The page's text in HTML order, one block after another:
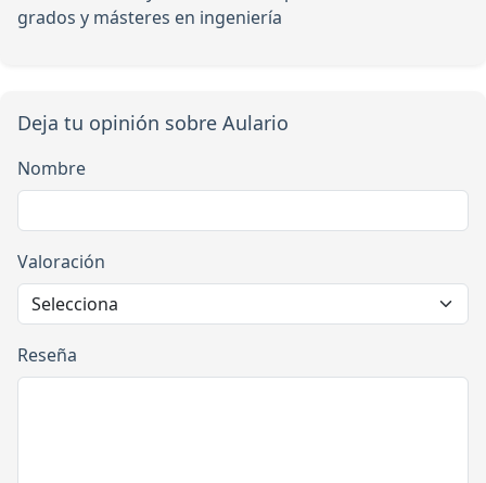
grados y másteres en ingeniería
Deja tu opinión sobre Aulario
Nombre
Valoración
Reseña